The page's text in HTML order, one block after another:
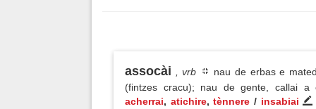
assocài , vrb
nau de erbas e
(fintzes cracu); nau de gente, callai a
acherrai, atichire,tènnere / insabiai